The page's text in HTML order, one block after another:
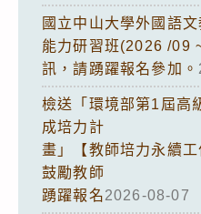
國立中山大學外國語
能力研習班(2026 /09
訊，請踴躍報名參加。
檢送「環境部第1屆高
成培力計
畫」【教師培力永續
鼓勵教師
踴躍報名2026-08-07